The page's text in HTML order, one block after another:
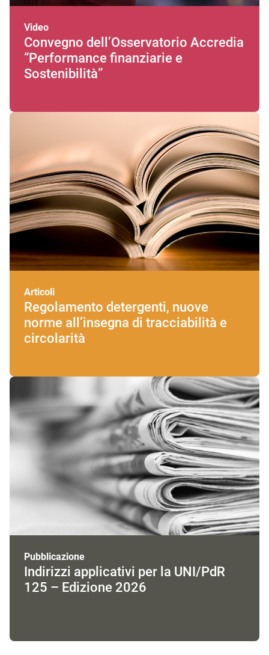
Video
Convegno dell’Osservatorio Accredia
“Performance finanziarie e
Sostenibilità”
Articoli
Regolamento detergenti, nuove
norme all’insegna di tracciabilità e
circolarità
Pubblicazione
Indirizzi applicativi per la UNI/PdR
125 – Edizione 2026